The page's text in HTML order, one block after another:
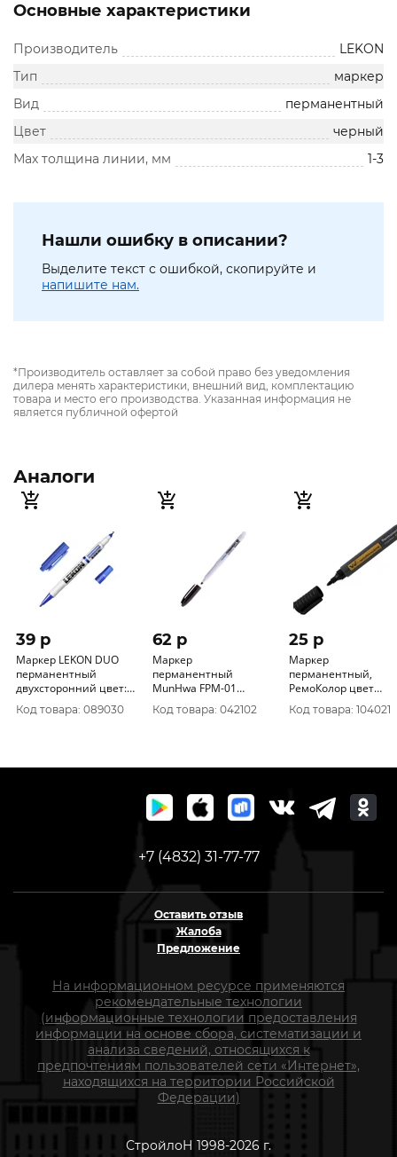
Основные характеристики
Производитель
LEKON
Тип
маркер
Вид
перманентный
Цвет
черный
Мах толщина линии, мм
1-3
Нашли ошибку в описании?
Выделите текст с ошибкой, скопируйте и
напишите нам.
*Производитель оставляет за собой право без уведомления
дилера менять характеристики, внешний вид, комплектацию
товара и место его производства. Указанная информация не
является публичной офертой
Аналоги
39 p
Маркер LEKON DUO
перманентный
двухсторонний цвет:
синий 012261 (уп. 12
шт)
Код товара: 089030
62 p
Маркер
перманентный
MunHwa FPM-01
(черный), пулевидный,
1, 5мм (упак. 12 шт.)
Код товара: 042102
25 p
Маркер
перманентный,
РемоКолор цвет
черный, ширина
линии 2-4 мм, (уп. 12
Код товара: 104021
+7 (4832) 31-77-77
Оставить отзыв
Жалоба
Предложение
На информационном ресурсе применяются
рекомендательные технологии
(информационные технологии предоставления
информации на основе сбора, систематизации и
анализа сведений, относящихся к
предпочтениям пользователей сети «Интернет»,
находящихся на территории Российской
Федерации)
СтройлоН 1998-2026 г.